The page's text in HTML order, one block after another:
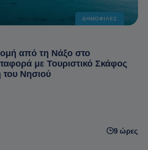
ΔΗΜΟΦΙΛΈΣ
από τη Νάξο στο
με Τουριστικό Σκάφος
του Νησιού
9 ώρες